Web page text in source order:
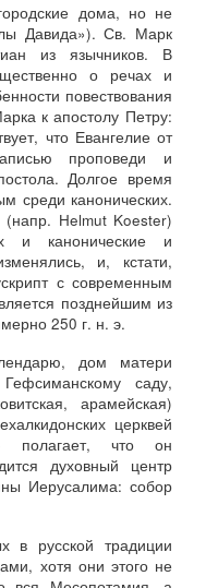
дома, но не
Давида»). Св. Марк
из язычников. В
о речах и
повествования
к апостолу Петру:
что Евангелие от
проповеди и
Долгое время
среди канонических.
(напр. Helmut Koester)
и канонические и
и, кстати,
с современным
позднейшим из
250 г. н. э.
дом матери
саду,
арамейская)
церквей
– полагает, что он
духовный центр
Иерусалима: собор
в русской традиции
хотя они этого не